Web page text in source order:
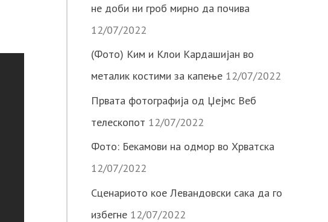
не доби ни гроб мирно да почива
12/07/2022
(Фото) Ким и Клои Кардашијан во
металик костими за капење 12/07/2022
Првата фотографија од Џејмс Веб
телескопот 12/07/2022
Фото: Бекамови на одмор во Хрватска
12/07/2022
Сценариото кое Левандовски сака да го
избегне 12/07/2022